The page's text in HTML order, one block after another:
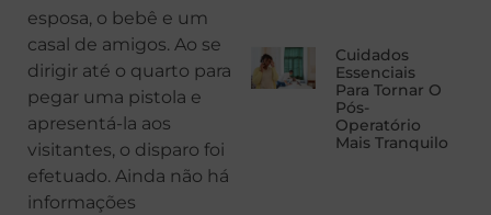
esposa, o bebê e um
casal de amigos. Ao se
dirigir até o quarto para
pegar uma pistola e
apresentá-la aos
visitantes, o disparo foi
efetuado. Ainda não há
informações
Cuidados
Essenciais
Para Tornar O
Pós-
Operatório
Mais Tranquilo